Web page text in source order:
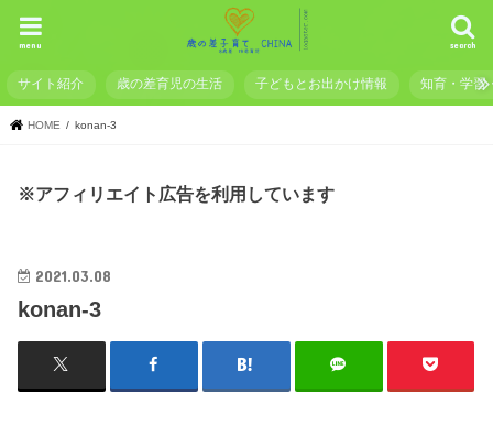
search
menu
サイト紹介 歳の差育児の生活 子どもとお出かけ情報 知育・学習
HOME konan-3
※アフィリエイト広告を利用しています
2021.03.08
konan-3